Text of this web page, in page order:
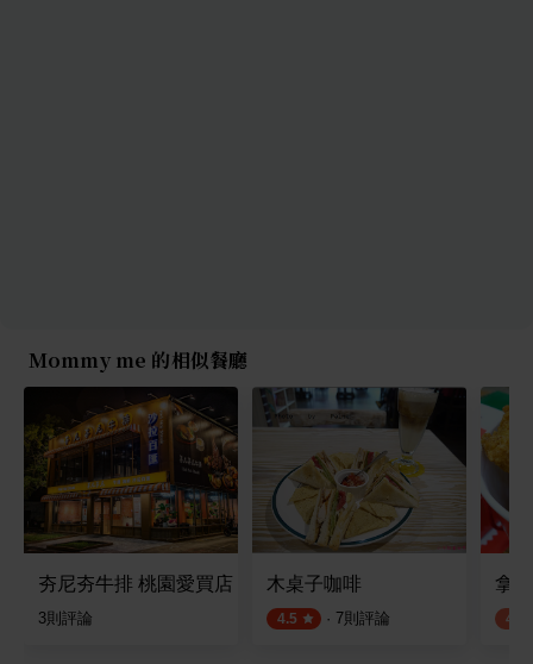
Mommy me 的相似餐廳
夯尼夯牛排 桃園愛買店
3則評論
木桌子咖啡
4.5 · 7則評論
拿
4.0